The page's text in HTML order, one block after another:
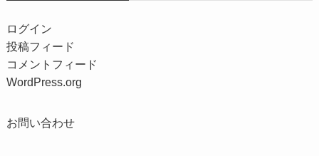
ログイン
投稿フィード
コメントフィード
WordPress.org
お問い合わせ